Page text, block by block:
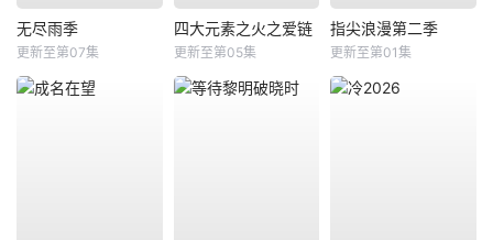
无尽雨季
更新至第07集
四大元素之火之爱链
更新至第05集
指尖浪漫第二季
更新至第01集